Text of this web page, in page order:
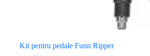
Kit pentru pedale Funn Ripper